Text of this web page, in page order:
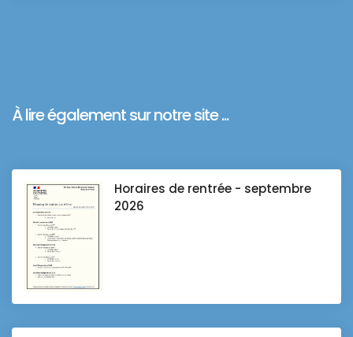
À lire également sur notre site ...
Horaires de rentrée - septembre
2026